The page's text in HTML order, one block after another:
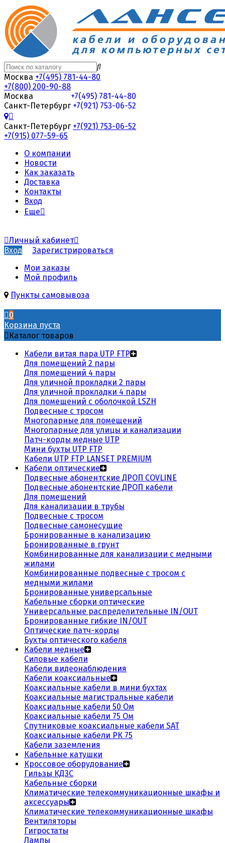
Москва +7(495) 781-44-80
+7(800) 200-90-88
Москва
+7(495) 781-44-80
Санкт-Петербург +7(921) 753-06-52
Санкт-Петербург +7(921) 753-06-52
+7(915) 077-59-65
О компании
Новости
Как заказать
Доставка
Контакты
Вход
Еще
Личный кабинет
Вход
Зарегистрироваться
Мои заказы
Мой профиль
Пункты самовывоза
0
Корзина пуста
Каталог товаров
Кабели витая пара UTP FTP
Для помещений 2 пары
Для помещений 4 пары
Для уличной прокладки 2 пары
Для уличной прокладки 4 пары
Для помещений с оболочкой LSZH
Подвесные с тросом
Многопарные для помещений
Многопарные для улицы и канализации
Патч-корды медные UTP
Мини бухты UTP FTP
Кабели UTP FTP LANSET PREMIUM
Кабели оптические
Подвесные абонентские ДРОП COVLINE
Подвесные абонентские ДРОП кабели
Для помещений
Для канализации в трубы
Подвесные с тросом
Подвесные самонесущие
Бронированные в канализацию
Бронированные в грунт
Комбинированные для канализации с медными
жилами
Комбинированные подвесные с тросом с
медными жилами
Бронированные универсальные
Кабельные сборки оптические
Универсальные распределительные IN/OUT
Бронированные гибкие IN/OUT
Оптические патч-корды
Бухты оптического кабеля
Кабели медные
Силовые кабели
Кабели видеонаблюдения
Кабели коаксиальные
Коаксиальные кабели в мини бухтах
Коаксиальные магистральные кабели
Коаксиальные кабели 50 Ом
Коаксиальные кабели 75 Ом
Спутниковые коаксиальные кабели SAT
Коаксиальные кабели РК 75
Кабели заземления
Кабельные катушки
Кроссовое оборудование
Гильзы КДЗС
Кабельные сборки
Климатические телекоммуникационные шкафы и
аксессуары
Климатические телекоммуникационные шкафы
Вентиляторы
Гигростаты
Лампы